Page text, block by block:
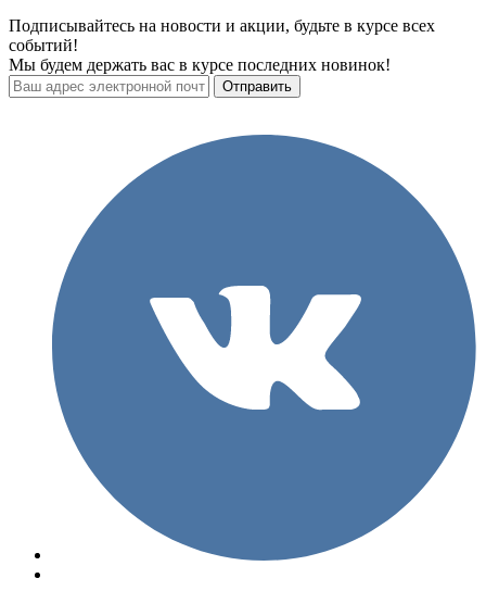
Подписывайтесь на новости и акции, будьте в курсе всех
событий!
Мы будем держать вас в курсе последних новинок!